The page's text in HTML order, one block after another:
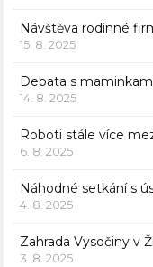
Návštěva rodinné
15. 8. 2025
Debata s
14. 8. 2025
Roboti stále více
6. 8. 2025
Náhodné setkání s
4. 8. 2025
Zahrada Vysočiny v
3. 8. 2025